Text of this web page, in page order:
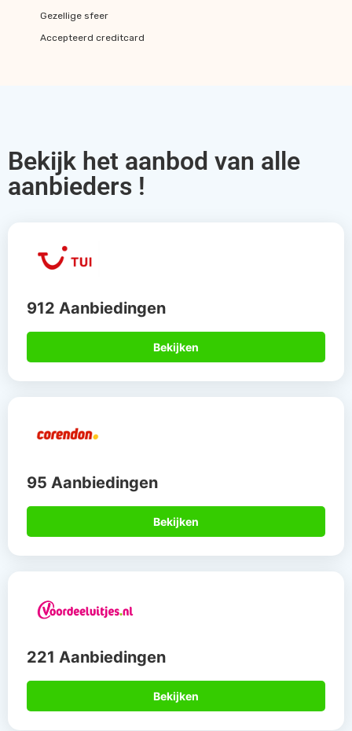
Gezellige sfeer
Accepteerd creditcard
Bekijk het aanbod van alle
aanbieders !
912 Aanbiedingen
Bekijken
95 Aanbiedingen
Bekijken
221 Aanbiedingen
Bekijken